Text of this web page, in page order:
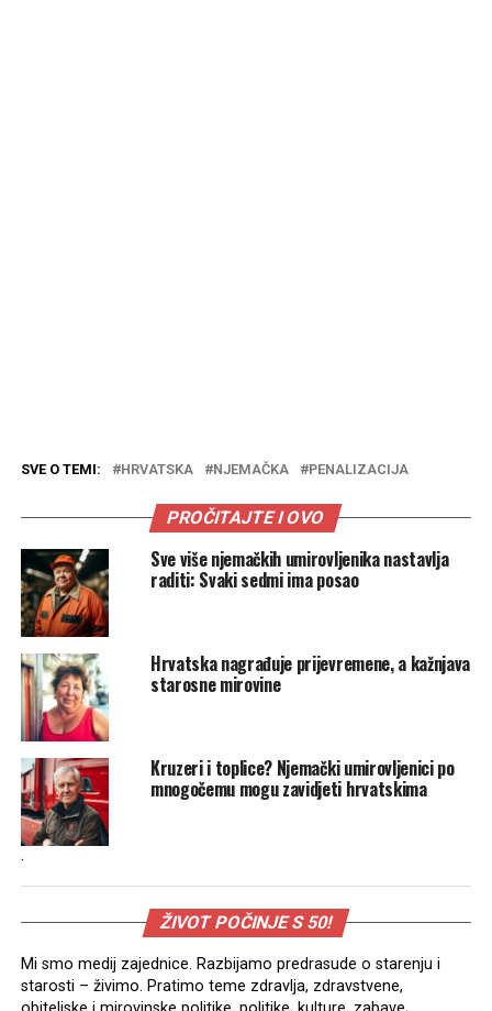
SVE O TEMI: HRVATSKA NJEMAČKA PENALIZACIJA
PROČITAJTE I OVO
Sve više njemačkih umirovljenika nastavlja
raditi: Svaki sedmi ima posao
Hrvatska nagrađuje prijevremene, a kažnjava
starosne mirovine
Kruzeri i toplice? Njemački umirovljenici po
mnogočemu mogu zavidjeti hrvatskima
.
ŽIVOT POČINJE S 50!
Mi smo medij zajednice. Razbijamo predrasude o starenju i
starosti – živimo. Pratimo teme zdravlja, zdravstvene,